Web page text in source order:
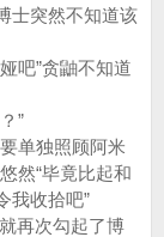
突然不知道该
吧”贪鼬不知道
”
单独照顾阿米
然“毕竟比起和
我收拾吧”
再次勾起了博